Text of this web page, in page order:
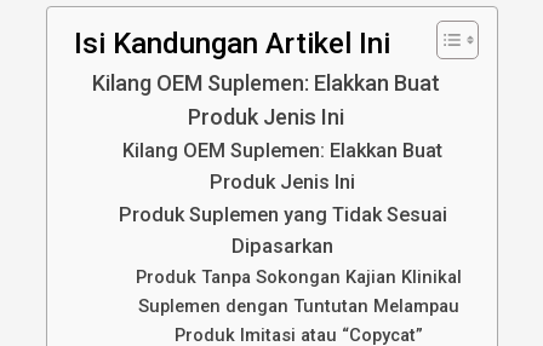
Isi Kandungan Artikel Ini
Kilang OEM Suplemen: Elakkan Buat
Produk Jenis Ini
Kilang OEM Suplemen: Elakkan Buat
Produk Jenis Ini
Produk Suplemen yang Tidak Sesuai
Dipasarkan
Produk Tanpa Sokongan Kajian Klinikal
Suplemen dengan Tuntutan Melampau
Produk Imitasi atau “Copycat”